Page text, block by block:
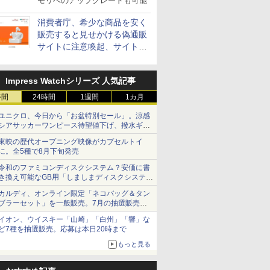
消費者庁、希少な商品を安く
販売すると見せかける偽通販
サイトに注意喚起、サイト名
Impress Watchシリーズ 人気記事
24時間 1週間 1カ月
ニクロ、今日から「お盆特別セール」。涼感
アサッカーワンピース待望値下げ、撥水ギア
ョーツは1990円に
映の歴代オープニング映像がカプセルトイ
。全5種で8月下旬発売
和のファミコンディスクシステム？安価に書
換え可能なGB用「しましまディスクシステ
」
ルディ、オンライン限定「ネコバッグ＆タン
ラーセット」を一般販売。7月の抽選販売の
選無効分
オン、ウイスキー「山崎」「白州」「響」な
7種を抽選販売。応募は本日20時まで
もっと見る